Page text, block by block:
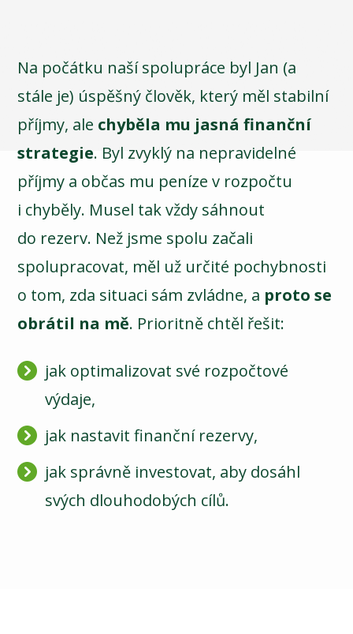
Na počátku naší spolupráce byl Jan (a
stále je) úspěšný člověk, který měl stabilní
příjmy, ale chyběla mu jasná finanční
strategie. Byl zvyklý na nepravidelné
příjmy a občas mu peníze v rozpočtu
i chyběly. Musel tak vždy sáhnout
do rezerv. Než jsme spolu začali
spolupracovat, měl už určité pochybnosti
o tom, zda situaci sám zvládne, a proto se
obrátil na mě. Prioritně chtěl řešit:
jak optimalizovat své rozpočtové
výdaje,
jak nastavit finanční rezervy,
jak správně investovat, aby dosáhl
svých dlouhodobých cílů.